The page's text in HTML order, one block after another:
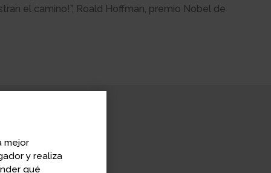
el camino!”, Roald Hoffman, premio Nobel de
of
mejor
y realiza
qué